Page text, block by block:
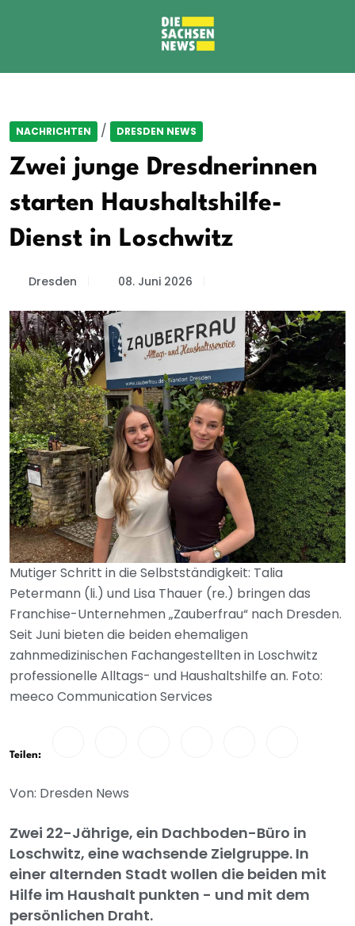
NACHRICHTEN / DRESDEN NEWS
Zwei junge Dresdnerinnen
starten Haushaltshilfe-
Dienst in Loschwitz
Dresden 08. Juni 2026
Mutiger Schritt in die Selbstständigkeit: Talia
Petermann (li.) und Lisa Thauer (re.) bringen das
Franchise-Unternehmen „Zauberfrau“ nach Dresden.
Seit Juni bieten die beiden ehemaligen
zahnmedizinischen Fachangestellten in Loschwitz
professionelle Alltags- und Haushaltshilfe an. Foto:
meeco Communication Services
Teilen:
Von: Dresden News
Zwei 22-Jährige, ein Dachboden-Büro in
Loschwitz, eine wachsende Zielgruppe. In
einer alternden Stadt wollen die beiden mit
Hilfe im Haushalt punkten - und mit dem
persönlichen Draht.